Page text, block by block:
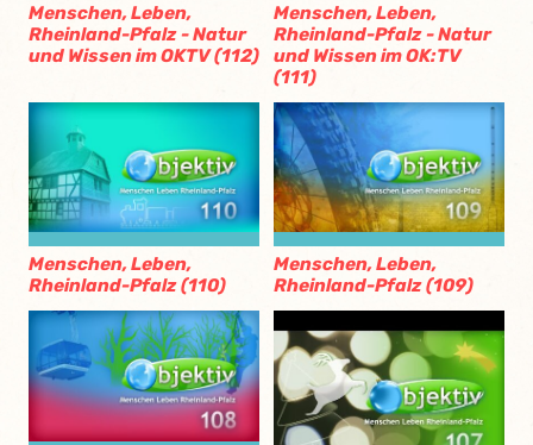
Menschen, Leben,
Rheinland-Pfalz - Natur
und Wissen im OKTV (112)
Menschen, Leben,
Rheinland-Pfalz - Natur
und Wissen im OK:TV
(111)
Menschen, Leben,
Rheinland-Pfalz (110)
Menschen, Leben,
Rheinland-Pfalz (109)